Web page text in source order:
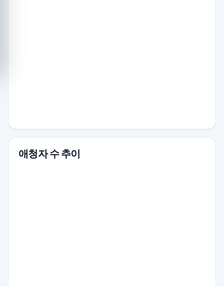
애청자 수 추이